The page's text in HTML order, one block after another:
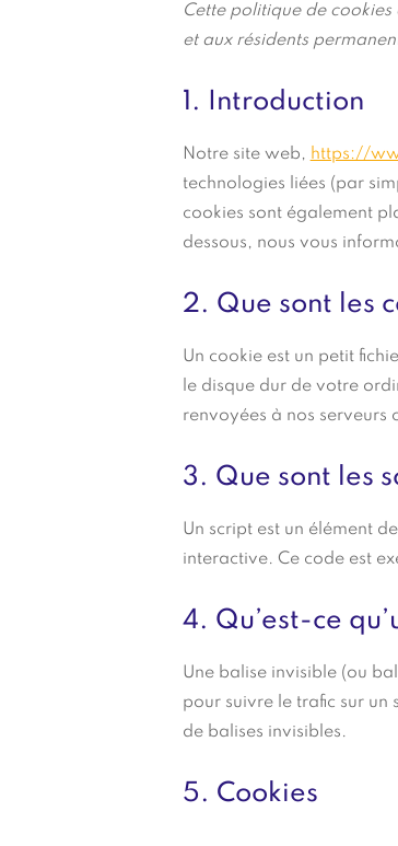
Cette politique de
et aux résidents
1. Introduction
Notre site web, https://
technologies liées (par
cookies sont également
dessous, nous vous
2. Que sont les
Un cookie est un petit
le disque dur de votre
renvoyées à nos serveurs
3. Que sont les
Un script est un élément
interactive. Ce code est
4. Qu’est-ce
Une balise invisible (ou
pour suivre le trafic sur un
de balises invisibles.
5. Cookies